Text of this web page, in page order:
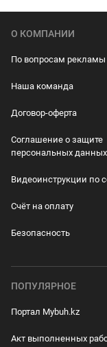
О КОМПАНИИ
По вопросам рекламы
Наша команда
Договор-оферта
Соглашение о защите
персональных данных
Видеоинструкции по
Счёт на оплату
Безопасность
ПОПУЛЯРНОЕ
Портал Mybuh.kz
Акт выполненных